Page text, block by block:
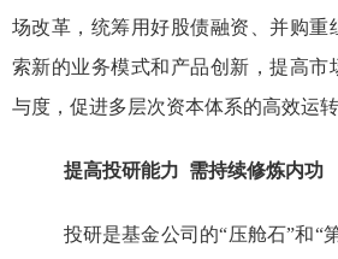
场改革，统筹用好股债融资、并购重
索新的业务模式和产品创新，提高市
与度，促进多层次资本体系的高效
提高投研能力 需持续修炼内功
投研是基金公司的“压舱石”和“